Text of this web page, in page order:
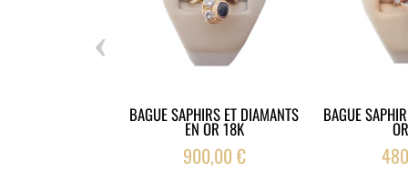
BAGUE SAPHIRS ET DIAMANTS
EN OR 18K
900,00 €
BAGUE
‹